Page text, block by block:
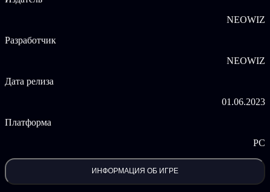
LUV by ND Lee
너에게로 갈래(To Where You Are) by SOPHI (feat.
Hypernaid by KATOMORI
Stay Alive by NieN
Deadly Bomber by Daisuke Kurosawa
Weaponize by causeluve
NEOWIZ
Разработчик
NEOWIZ
Дата релиза
01.06.2023
Платформа
PC
ИНФОРМАЦИЯ ОБ ИГРЕ